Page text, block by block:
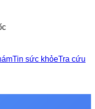
Tin sức khỏeTra cứu